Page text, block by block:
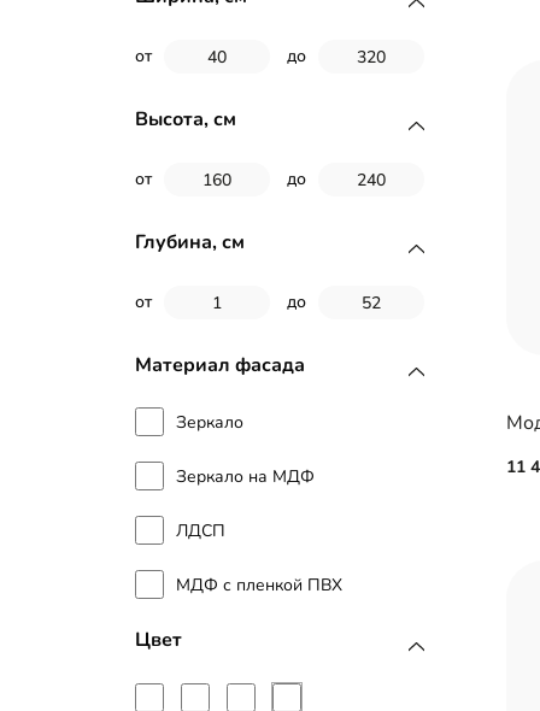
от до
Высота, см
от до
Глубина, см
от до
Материал фасада
Зеркало
Зеркало на МДФ
ЛДСП
МДФ с пленкой ПВХ
Цвет
11